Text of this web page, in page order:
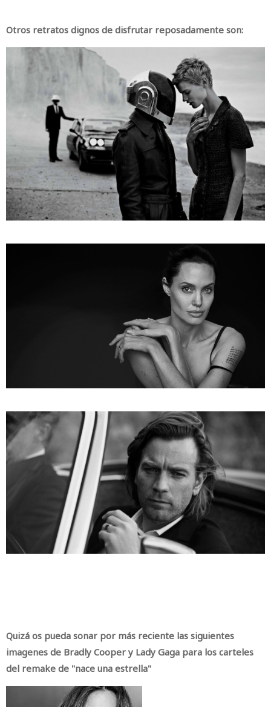
Otros retratos dignos de disfrutar reposadamente son:
Quizá os pueda sonar por más reciente las siguientes
imagenes de Bradly Cooper y Lady Gaga para los carteles
del remake de "nace una estrella"